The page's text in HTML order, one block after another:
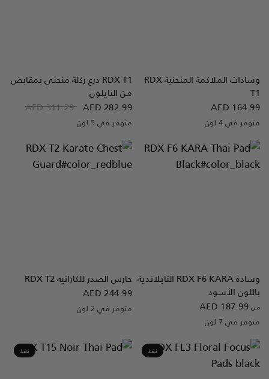
نظرة سريعة
وسادات الملاكمة المنحنيةRDX
T1
AED 164.99
Red
Blue
Pink
White متوفر في 4 لون
نظرة سريعة RDX T1 درع ركلة منحني بمقابض
من النايلون
AED 311.29 AED 282.99
Black
Red
Blue
White متوفر في 5 لون
نظرة سريعة وسادة RDX F6 KARA التايلاندية
باللون الأسود
منAED 187.99
Black
Golden
Red
Blue متوفر في 7 لون
نظرة سريعة
حارس الصدر للكاراتيه RDXT2
AED 244.99
RedBlue
WhiteBlack
متوفر في 2 لون
نفذ نفذ